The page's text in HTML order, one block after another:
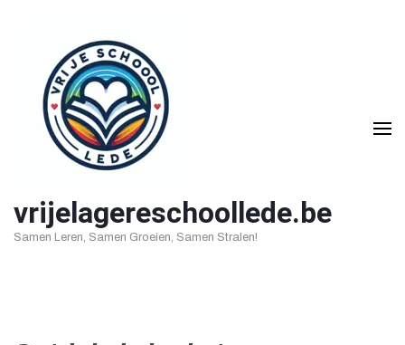
inhoud
vrijelagereschoollede.be
Samen Leren, Samen Groeien, Samen Stralen!